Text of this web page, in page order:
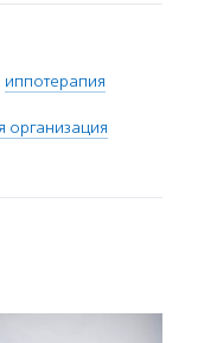
иппотерапия
организация